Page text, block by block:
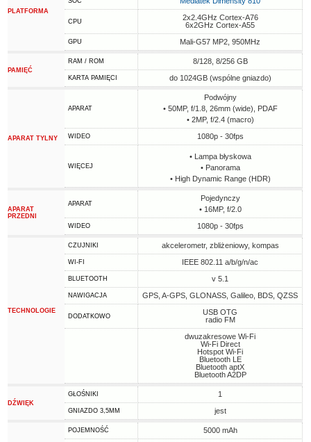
PLATFORMA
CPU
2x2.4GHz Cortex-A76
6x2GHz Cortex-A55
GPU Mali-G57 MP2, 950MHz
PAMIĘĆ
RAM / ROM 8/128, 8/256 GB
KARTA PAMIĘCI do 1024GB (wspólne gniazdo)
APARAT TYLNY
APARAT
Podwójny
• 50MP, f/1.8, 26mm (wide), PDAF
• 2MP, f/2.4 (macro)
WIDEO 1080p - 30fps
WIĘCEJ
• Lampa błyskowa
• Panorama
• High Dynamic Range (HDR)
APARAT
PRZEDNI
APARAT
Pojedynczy
• 16MP, f/2.0
WIDEO 1080p - 30fps
TECHNOLOGIE
CZUJNIKI akcelerometr, zbliżeniowy, kompas
WI-FI IEEE 802.11 a/b/g/n/ac
BLUETOOTH v 5.1
NAWIGACJA GPS, A-GPS, GLONASS, Galileo, BDS, QZSS
DODATKOWO
USB OTG
radio FM
dwuzakresowe Wi-Fi
Wi-Fi Direct
Hotspot Wi-Fi
Bluetooth LE
Bluetooth aptX
Bluetooth A2DP
DŹWIĘK
GŁOŚNIKI 1
GNIAZDO 3,5MM jest
POJEMNOŚĆ 5000 mAh